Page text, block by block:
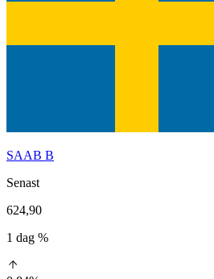
SAAB B
Senast
624,90
1 dag %